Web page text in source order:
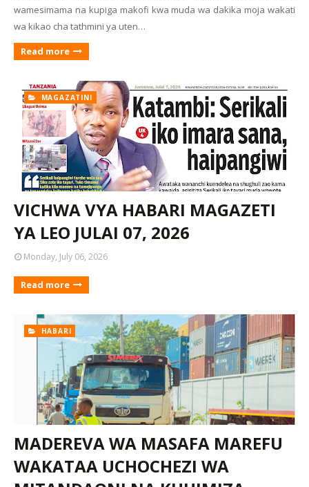
wamesimama na kupiga makofi kwa muda wa dakika moja wakati
wa kikao cha tathmini ya uten…
Read more
MAGAZATINI
VICHWA VYA HABARI MAGAZETI
YA LEO JULAI 07, 2026
Monday, July 06, 2026
Read more
HABARI
MADEREVA WA MASAFA MAREFU
WAKATAA UCHOCHEZI WA